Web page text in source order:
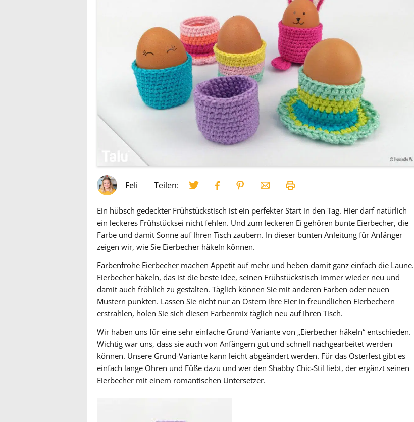
Feli Teilen:
Ein hübsch gedeckter Frühstückstisch ist ein perfekter Start in den Tag. Hier darf natürlich
ein leckeres Frühstücksei nicht fehlen. Und zum leckeren Ei gehören bunte Eierbecher, die
Farbe und damit Sonne auf Ihren Tisch zaubern. In dieser bunten Anleitung für Anfänger
zeigen wir, wie Sie Eierbecher häkeln können.
Farbenfrohe Eierbecher machen Appetit auf mehr und heben damit ganz einfach die Laune.
Eierbecher häkeln, das ist die beste Idee, seinen Frühstückstisch immer wieder neu und
damit auch fröhlich zu gestalten. Täglich können Sie mit anderen Farben oder neuen
Mustern punkten. Lassen Sie nicht nur an Ostern ihre Eier in freundlichen Eierbechern
erstrahlen, holen Sie sich diesen Farbenmix täglich neu auf Ihren Tisch.
Wir haben uns für eine sehr einfache Grund-Variante von „Eierbecher häkeln“ entschieden.
Wichtig war uns, dass sie auch von Anfängern gut und schnell nachgearbeitet werden
können. Unsere Grund-Variante kann leicht abgeändert werden. Für das Osterfest gibt es
einfach lange Ohren und Füße dazu und wer den Shabby Chic-Stil liebt, der ergänzt seinen
Eierbecher mit einem romantischen Untersetzer.